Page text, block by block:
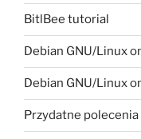
BitlBee tutorial
Debian GNU/Linux
Debian GNU/Linux
Przydatne